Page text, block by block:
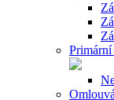
Primární